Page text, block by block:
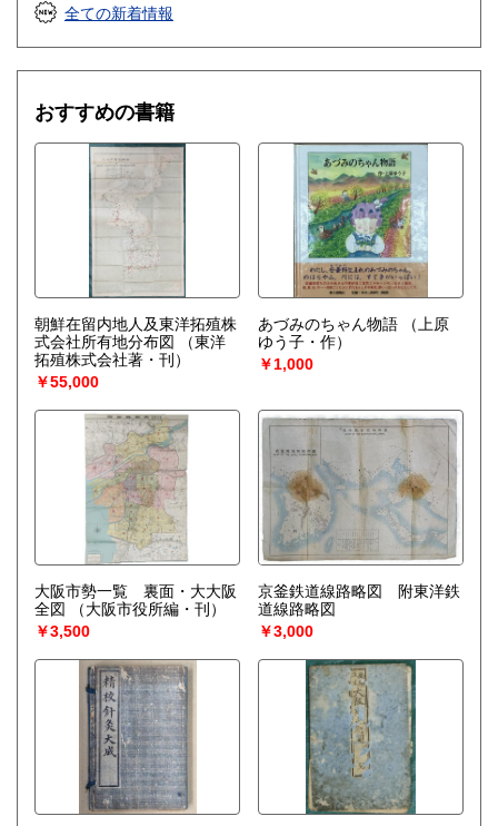
全ての新着情報
おすすめの書籍
朝鮮在留内地人及東洋拓殖株
式会社所有地分布図
（東洋
拓殖株式会社著・刊）
￥55,000
あづみのちゃん物語
（上原
ゆう子・作）
￥1,000
大阪市勢一覧 裏面・大大阪
全図
（大阪市役所編・刊）
￥3,500
京釜鉄道線路略図 附東洋鉄
道線路略図
￥3,000